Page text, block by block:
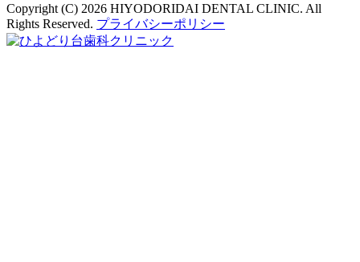
Copyright (C) 2026 HIYODORIDAI DENTAL CLINIC. All
Rights Reserved. プライバシーポリシー